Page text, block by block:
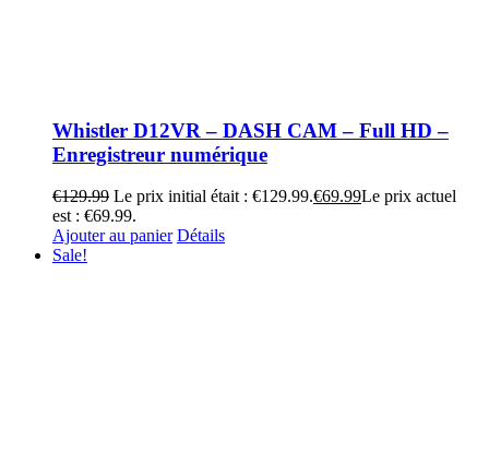
Whistler D12VR – DASH CAM – Full HD –
Enregistreur numérique
€129.99 Le prix initial était : €129.99.€69.99Le prix actuel
est : €69.99.
Ajouter au panier Détails
Sale!